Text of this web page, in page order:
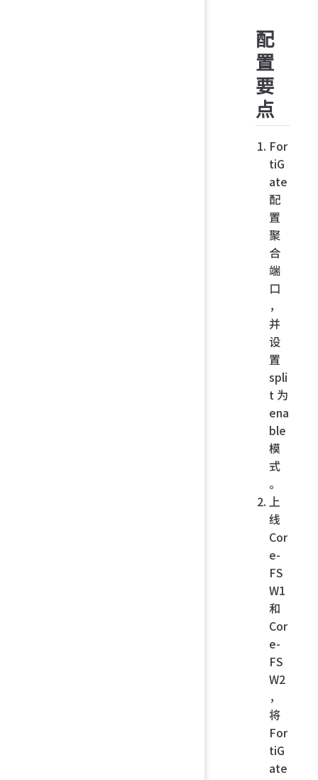
配
置
要
点
For
tiG
ate
配
置
聚
合
端
口
，
并
设
置
spli
t 为
ena
ble
模
式
。
上
线
Cor
e-
FS
W1
和
Cor
e-
FS
W2
，
将
For
tiG
ate